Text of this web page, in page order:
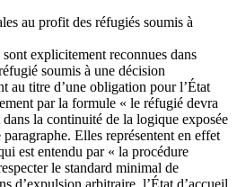
au profit des réfugiés soumis à
explicitement reconnues dans
soumis à une décision
au titre d’une obligation pour l’État
par la formule « le réfugié devra
dans la continuité de la logique exposée
Elles représentent en effet
est entendu par « la procédure
le standard minimal de
d’expulsion arbitraire, l’État d’accueil